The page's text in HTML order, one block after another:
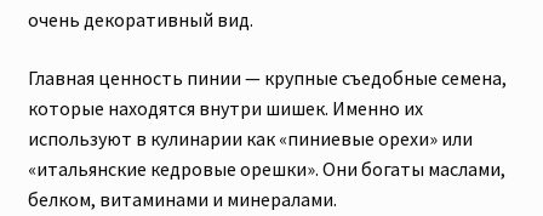
очень декоративный вид.
Главная ценность пинии — крупные съедобные семена,
которые находятся внутри шишек. Именно их
используют в кулинарии как «пиниевые орехи» или
«итальянские кедровые орешки». Они богаты маслами,
белком, витаминами и минералами.